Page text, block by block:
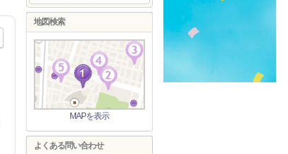
地図検索
MAPを表示
よくある問い合わせ